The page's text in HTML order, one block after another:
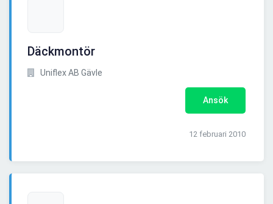
Däckmontör
Uniflex AB Gävle
Ansök
12 februari 2010